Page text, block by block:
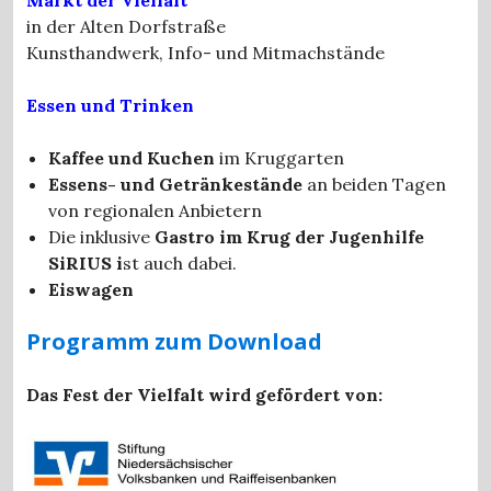
in der Alten Dorfstraße
Kunsthandwerk, Info- und Mitmachstände
Essen und Trinken
Kaffee und Kuchen im Kruggarten
Essens- und Getränkestände an beiden Tagen
von regionalen Anbietern
Die inklusive Gastro im Krug der Jugenhilfe
SiRIUS ist auch dabei.
Eiswagen
Programm zum Download
Das Fest der Vielfalt wird gefördert von: